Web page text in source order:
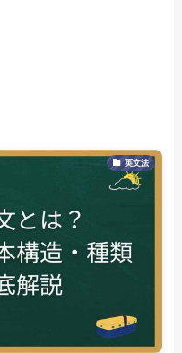
英文法